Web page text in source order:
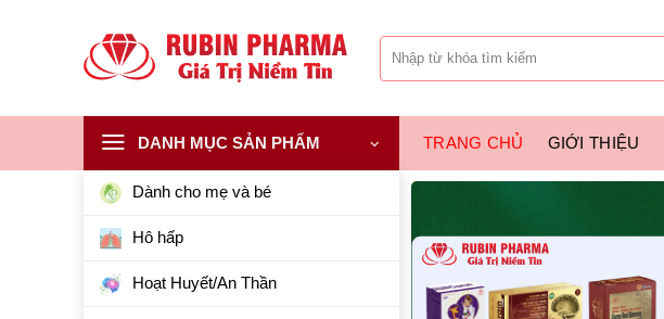
Tìm
kiếm:
DANH MỤC SẢN PHẨM
Dành cho mẹ và bé
Hô hấp
Hoạt Huyết/An Thần
TRANG CHỦ GIỚI THIỆU